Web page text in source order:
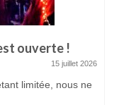
ouverte !
15 juillet 2026
limitée, nous ne